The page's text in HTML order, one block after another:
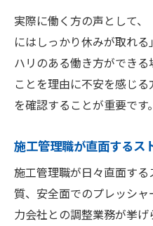
実際に働く方の声として
にはしっかり休みが取れ
ハリのある働き方ができ
ことを理由に不安を感じ
を確認することが重要です。
施工管理職が直面するス
施工管理職が日々直面す
質、安全面でのプレッシ
力会社との調整業務が挙